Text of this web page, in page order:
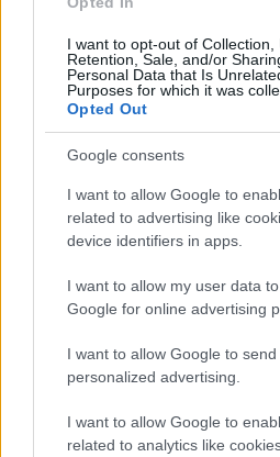
I want to opt-out of Collection,
Retention, Sale, and/or
Personal Data that Is
Purposes for which it was
Opted Out
Google consents
I want to allow Google to
related to advertising like
device identifiers in apps.
I want to allow my user data
Google for online advertising
I want to allow Google to send
personalized advertising.
I want to allow Google to
related to analytics like
Επίσης 7 στους 10 πολίτες
την πολιτική σταθερότητα